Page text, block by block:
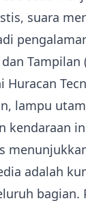
suara
Tampilan
Huracan
lampu
kendaraan
adalah